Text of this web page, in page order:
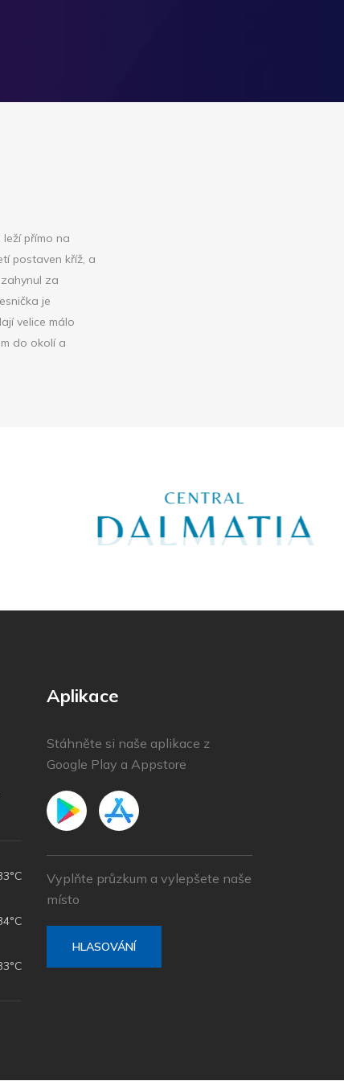
přímo na
postaven kříž, a
za
je
velice málo
do okolí a
Aplikace
Stáhněte si naše aplikace z
Google Play a Appstore
Vyplňte průzkum a vylepšete naše
místo
HLASOVÁNÍ